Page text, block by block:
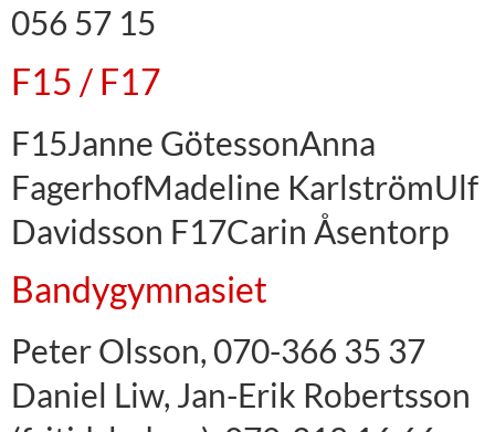
056 57 15
F15 / F17
F15Janne GötessonAnna
FagerhofMadeline KarlströmUlf
Davidsson F17Carin Åsentorp
Bandygymnasiet
Peter Olsson, 070-366 35 37
Daniel Liw, Jan-Erik Robertsson